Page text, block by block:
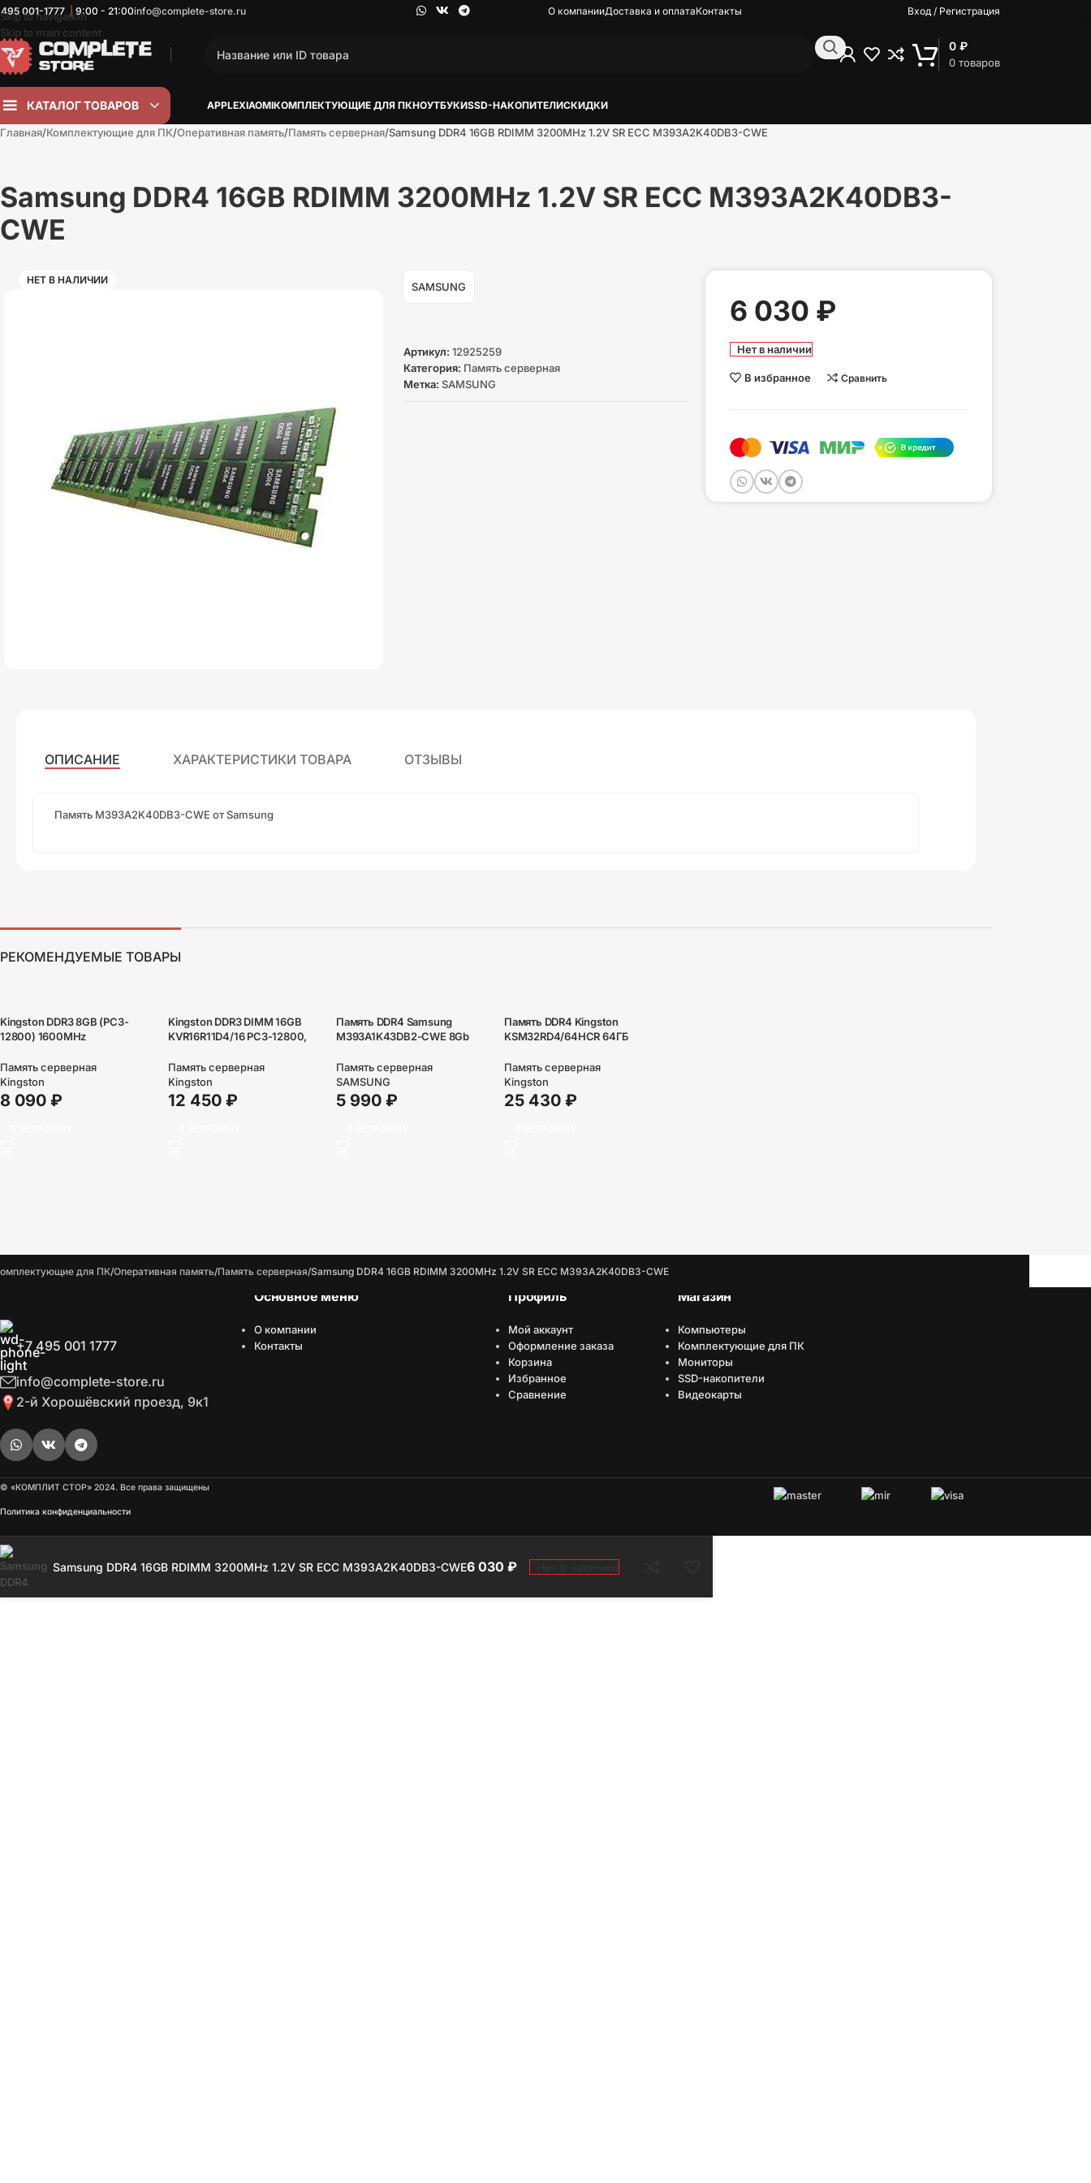
Skip to navigation
Skip to main content
001-1777 | 9:00 - 21:00info@complete-store.ru О компанииДоставка и оплатаКонтакты Вход / Регистрация
0 товаров
0 ₽
КАТАЛОГ ТОВАРОВ APPLEXIAOMIКОМПЛЕКТУЮЩИЕ ДЛЯ ПКНОУТБУКИSSD-НАКОПИТЕЛИСКИДКИ
Главная Комплектующие для ПК Оперативная память Память серверная Samsung DDR4 16GB RDIMM 3200MHz 1.2V SR ECC M393A2K40DB3-CWE
Samsung DDR4 16GB RDIMM 3200MHz 1.2V SR ECC M393A2K40DB3-
CWE
НЕТ В НАЛИЧИИ
SAMSUNG
Артикул: 12925259
Категория: Память серверная
Метка: SAMSUNG
6 030 ₽
Нет в наличии
В избранное Сравнить
ОПИСАНИЕ ХАРАКТЕРИСТИКИ ТОВАРА ОТЗЫВЫ
Память M393A2K40DB3-CWE от Samsung
РЕКОМЕНДУЕМЫЕ ТОВАРЫ
Kingston DDR3 8GB (PC3-
12800) 1600MHz
DRx4
Память серверная
Kingston
8 090 ₽
Kingston DDR3 DIMM 16GB
KVR16R11D4/16 PC3-12800,
DRx4
Память серверная
Kingston
12 450 ₽
Память DDR4 Samsung
M393A1K43DB2-CWE 8Gb
CL22 3200MHz
Память серверная
SAMSUNG
5 990 ₽
Память DDR4 Kingston
KSM32RD4/64HCR 64ГБ
25600, CL22, 3200МГц
Память серверная
Kingston
25 430 ₽
для ПК Оперативная память Память серверная Samsung DDR4 16GB RDIMM 3200MHz 1.2V SR ECC M393A2K40DB3-CWE
+7 495 001 1777
info@complete-store.ru
2-й Хорошёвский проезд, 9к1
Основное меню
О компании
Контакты
Профиль
Мой аккаунт
Оформление заказа
Корзина
Избранное
Сравнение
Магазин
Компьютеры
Комплектующие для ПК
Мониторы
SSD-накопители
Видеокарты
© «КОМПЛИТ СТОР» 2024. Все права защищены
Политика конфиденциальности
Samsung DDR4 16GB RDIMM 3200MHz 1.2V SR ECC M393A2K40DB3-CWE6 030 ₽